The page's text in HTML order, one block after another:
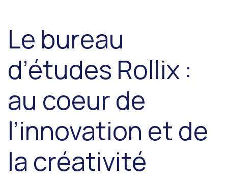
Le bureau
d’études Rollix :
au coeur de
l’innovation et de
la créativité